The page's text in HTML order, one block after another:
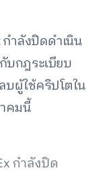
ำลังปิดดำเนิน
บกฎระเบียบ
บผู้ใช้คริปโตใน
คมนี้
กำลังปิด